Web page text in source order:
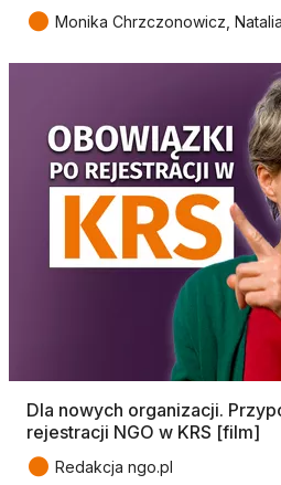
● Monika Chrzczonowicz,
Dla nowych organizacji.
rejestracji NGO w KRS [film]
● Redakcja ngo.pl